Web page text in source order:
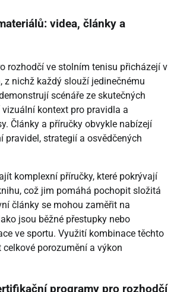
videa, články a
rozhodčí ve stolním tenisu přicházejí v
z nichž každý slouží jedinečnému
scénáře ze skutečných
kontext pro pravidla a
Články a příručky obvykle nabízejí
pravidel, strategií a osvědčených
komplexní příručky, které pokrývají
což jim pomáhá pochopit složitá
články se mohou zaměřit na
jsou běžné přestupky nebo
ve sportu. Využití kombinace těchto
porozumění a výkon
programy pro rozhodčí